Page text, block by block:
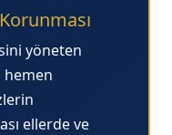
yöneten
ellerde ve